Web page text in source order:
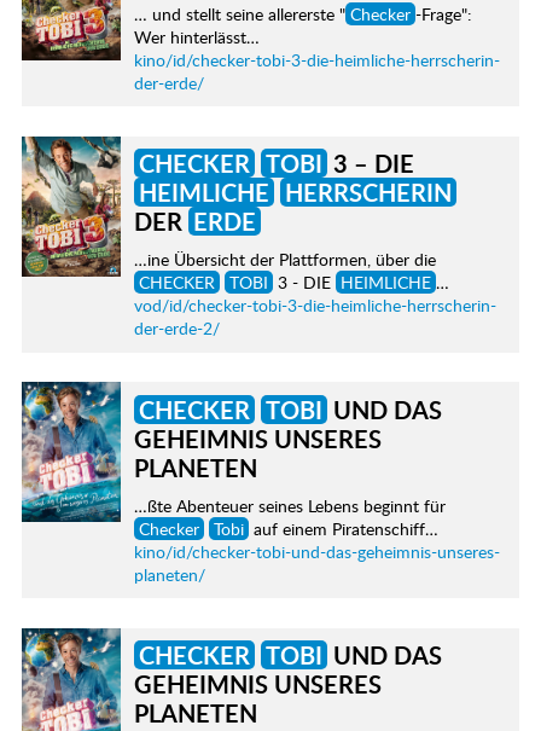
… und stellt seine allererste " Checker -Frage":
Wer hinterlässt…
kino/id/checker-tobi-3-die-heimliche-herrscherin-
der-erde/
CHECKER TOBI3 – DIE
HEIMLICHE HERRSCHERIN
DER ERDE
…ine Übersicht der Plattformen, über die
CHECKER
TOBI 3 - DIE HEIMLICHE …
vod/id/checker-tobi-3-die-heimliche-herrscherin-
der-erde-2/
CHECKER TOBIUND DAS
GEHEIMNIS UNSERES
PLANETEN
…ßte Abenteuer seines Lebens beginnt für
Checker
Tobi auf einem Piratenschiff…
kino/id/checker-tobi-und-das-geheimnis-unseres-
planeten/
CHECKER TOBIUND DAS
GEHEIMNIS UNSERES
PLANETEN